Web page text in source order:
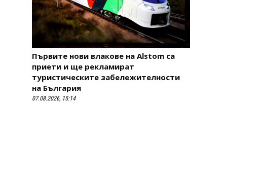
Първите нови влакове на Alstom са
приети и ще рекламират
туристическите забележителности
на България
07.08.2026, 15:14